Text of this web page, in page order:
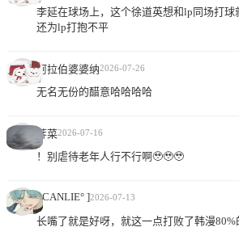
李延在球场上，这个徐道英想和lp同场打球
还为lp打抱不平
阿拉伯婆婆纳2026-07-26
无名无份的醋意哈哈哈哈
荠菜2026-07-16
！别虐待老年人行不行啊🥹🥹🥹
[ CANLIE° ]2026-07-13
长嘴了就是好呀，就这一点打败了韩漫80%